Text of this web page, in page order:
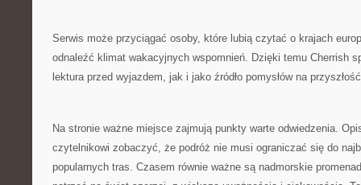
Serwis może przyciągać osoby, które lubią czytać o krajach
odnaleźć klimat wakacyjnych wspomnień. Dzięki temu Cherrish
lektura przed wyjazdem, jak i jako źródło pomysłów na
Na stronie ważne miejsce zajmują punkty warte odwiedzenia.
czytelnikowi zobaczyć, że podróż nie musi ograniczać się do
popularnych tras. Czasem równie ważne są nadmorskie